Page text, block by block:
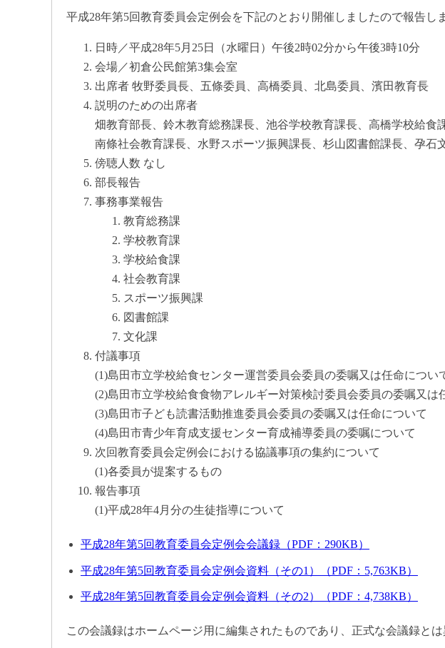
平成28年第5回教育委員会定例会を下記のとおり開催しましたので報告し
日時／平成28年5月25日（水曜日）午後2時02分から午後3時10分
会場／初倉公民館第3集会室
出席者 牧野委員長、五條委員、高橋委員、北島委員、濱田教育長
説明のための出席者
畑教育部長、鈴木教育総務課長、池谷学校教育課長、高橋学校給食
南條社会教育課長、水野スポーツ振興課長、杉山図書館課長、孕石
傍聴人数 なし
部長報告
事務事業報告
教育総務課
学校教育課
学校給食課
社会教育課
スポーツ振興課
図書館課
文化課
付議事項
(1)島田市立学校給食センター運営委員会委員の委嘱又は任命につい
(2)島田市立学校給食食物アレルギー対策検討委員会委員の委嘱又は
(3)島田市子ども読書活動推進委員会委員の委嘱又は任命について
(4)島田市青少年育成支援センター育成補導委員の委嘱について
次回教育委員会定例会における協議事項の集約について
(1)各委員が提案するもの
報告事項
(1)平成28年4月分の生徒指導について
平成28年第5回教育委員会定例会会議録（PDF：290KB）
平成28年第5回教育委員会定例会資料（その1）（PDF：5,763KB）
平成28年第5回教育委員会定例会資料（その2）（PDF：4,738KB）
この会議録はホームページ用に編集されたものであり、正式な会議録とは